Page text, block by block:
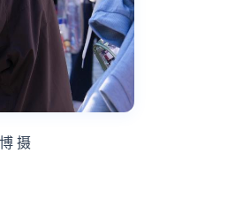
摄